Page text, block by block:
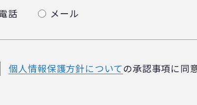
話 メール
個人情報保護方針についての承認事項に同